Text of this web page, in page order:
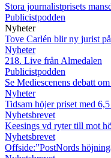
Stora journalistprisets
Publicistpodden
Nyheter
Tove Carlén blir ny jurist
Nyheter
218. Live från Almedalen
Publicistpodden
Se Mediescenens debatt
Nyheter
Tidsam höjer priset med
Nyhetsbrevet
Keesings vd ryter till mot
Nyhetsbrevet
Offside:”PostNords